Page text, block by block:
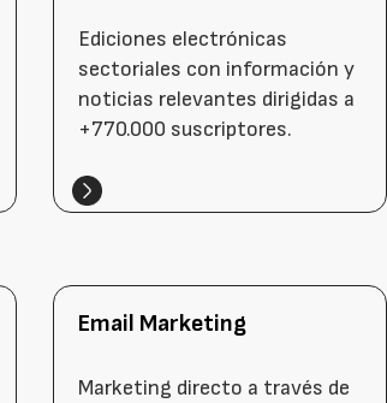
Ediciones electrónicas
sectoriales con información y
noticias relevantes dirigidas a
+770.000 suscriptores.
Email Marketing
Marketing directo a través de